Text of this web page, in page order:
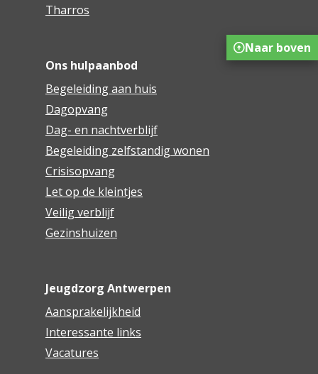
Tharros
Ons hulpaanbod
Begeleiding aan huis
Dagopvang
Dag- en nachtverblijf
Begeleiding zelfstandig wonen
Crisisopvang
Let op de kleintjes
Veilig verblijf
Gezinshuizen
Jeugdzorg Antwerpen
Aansprakelijkheid
Interessante links
Vacatures
Naar boven